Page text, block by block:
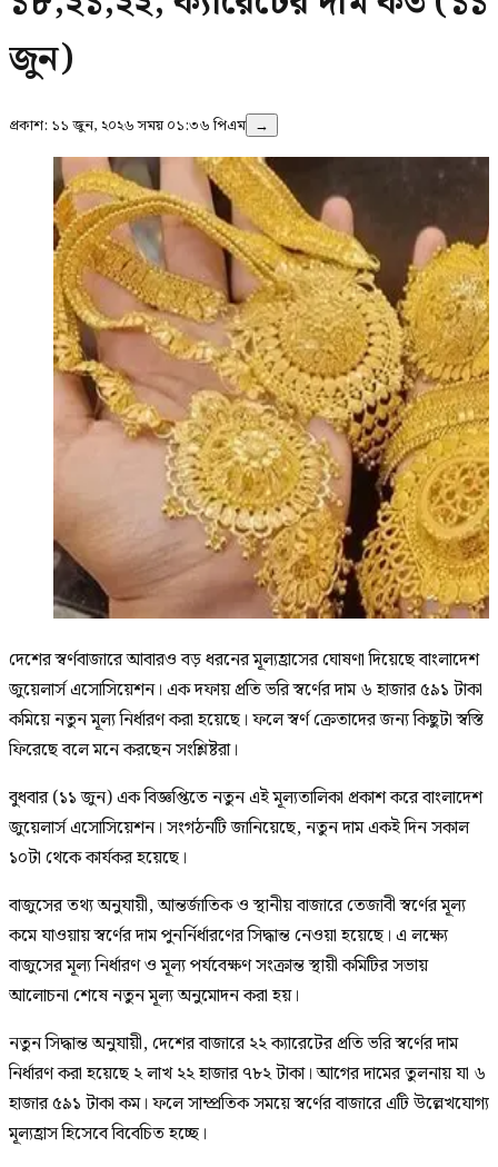
জুন)
প্রকাশ: ১১ জুন, ২০২৬ সময় ০১:৩৬ পিএম →
দেশের স্বর্ণবাজারে আবারও বড় ধরনের মূল্যহ্রাসের ঘোষণা দিয়েছে বাংলাদেশ
জুয়েলার্স এসোসিয়েশন। এক দফায় প্রতি ভরি স্বর্ণের দাম ৬ হাজার ৫৯১ টাকা
কমিয়ে নতুন মূল্য নির্ধারণ করা হয়েছে। ফলে স্বর্ণ ক্রেতাদের জন্য কিছুটা স্বস্তি
ফিরেছে বলে মনে করছেন সংশ্লিষ্টরা।
বুধবার (১১ জুন) এক বিজ্ঞপ্তিতে নতুন এই মূল্যতালিকা প্রকাশ করে বাংলাদেশ
জুয়েলার্স এসোসিয়েশন। সংগঠনটি জানিয়েছে, নতুন দাম একই দিন সকাল
১০টা থেকে কার্যকর হয়েছে।
বাজুসের তথ্য অনুযায়ী, আন্তর্জাতিক ও স্থানীয় বাজারে তেজাবী স্বর্ণের মূল্য
কমে যাওয়ায় স্বর্ণের দাম পুনর্নির্ধারণের সিদ্ধান্ত নেওয়া হয়েছে। এ লক্ষ্যে
বাজুসের মূল্য নির্ধারণ ও মূল্য পর্যবেক্ষণ সংক্রান্ত স্থায়ী কমিটির সভায়
আলোচনা শেষে নতুন মূল্য অনুমোদন করা হয়।
নতুন সিদ্ধান্ত অনুযায়ী, দেশের বাজারে ২২ ক্যারেটের প্রতি ভরি স্বর্ণের দাম
নির্ধারণ করা হয়েছে ২ লাখ ২২ হাজার ৭৮২ টাকা। আগের দামের তুলনায় যা ৬
হাজার ৫৯১ টাকা কম। ফলে সাম্প্রতিক সময়ে স্বর্ণের বাজারে এটি উল্লেখযোগ্য
মূল্যহ্রাস হিসেবে বিবেচিত হচ্ছে।